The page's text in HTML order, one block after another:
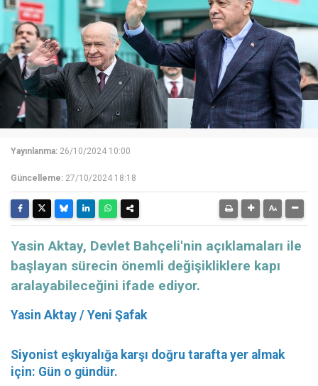
Yayınlanma: 26/10/2024 10:00
Güncelleme: 27/10/2024 18:18
Yasin Aktay, Devlet Bahçeli'nin açıklamaları ile
başlayan sürecin önemli değişikliklere kapı
aralayabileceğini ifade ediyor.
Yasin Aktay / Yeni Şafak
Siyonist eşkıyalığa karşı doğru tarafta yer almak
için: Gün o gündür.